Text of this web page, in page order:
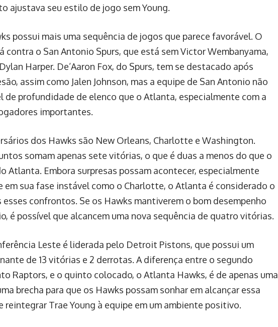
ajustava seu estilo de jogo sem Young.
possui mais uma sequência de jogos que parece favorável. O
contra o San Antonio Spurs, que está sem Victor Wembanyama,
Harper. De’Aaron Fox, do Spurs, tem se destacado após
assim como Jalen Johnson, mas a equipe de San Antonio não
de profundidade de elenco que o Atlanta, especialmente com a
importantes.
dos Hawks são New Orleans, Charlotte e Washington.
somam apenas sete vitórias, o que é duas a menos do que o
Atlanta. Embora surpresas possam acontecer, especialmente
em sua fase instável como o Charlotte, o Atlanta é considerado o
confrontos. Se os Hawks mantiverem o bom desempenho
é possível que alcancem uma nova sequência de quatro vitórias.
Leste é liderada pelo Detroit Pistons, que possui um
de 13 vitórias e 2 derrotas. A diferença entre o segundo
Raptors, e o quinto colocado, o Atlanta Hawks, é de apenas uma
brecha para que os Hawks possam sonhar em alcançar essa
reintegrar Trae Young à equipe em um ambiente positivo.